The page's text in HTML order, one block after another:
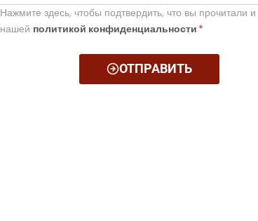
Нажмите здесь, чтобы подтвердить, что вы прочитали
нашей политикой конфиденциальности *
ОТПРАВИТЬ